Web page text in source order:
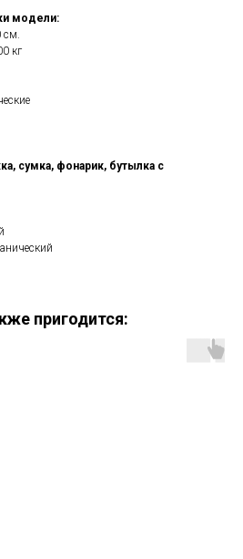
модели:
см.
кг
сумка, фонарик, бутылка с
пригодится: